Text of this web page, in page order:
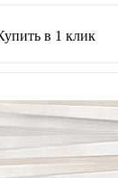
в 1 клик